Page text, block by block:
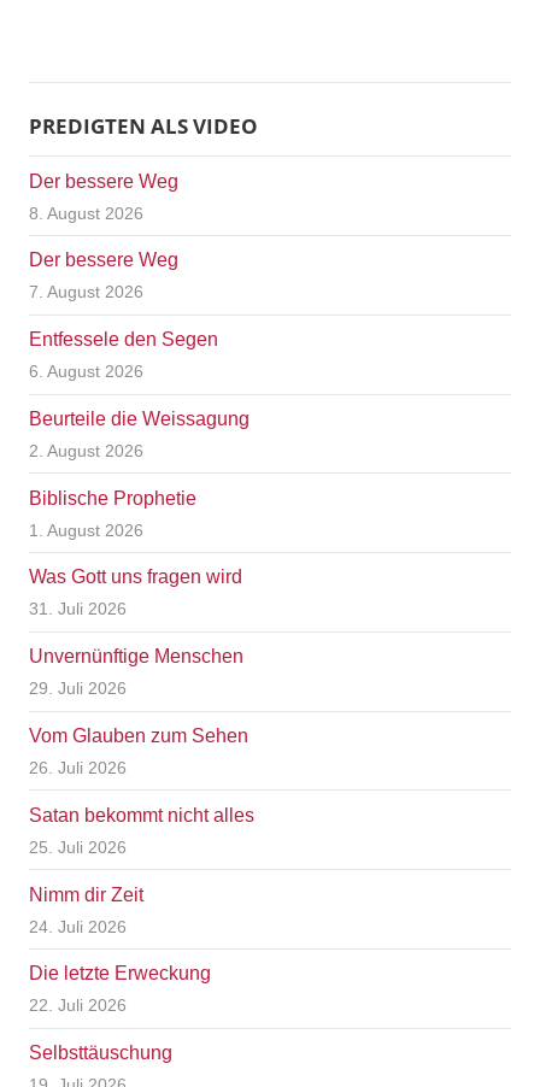
PREDIGTEN ALS VIDEO
Der bessere Weg
8. August 2026
Der bessere Weg
7. August 2026
Entfessele den Segen
6. August 2026
Beurteile die Weissagung
2. August 2026
Biblische Prophetie
1. August 2026
Was Gott uns fragen wird
31. Juli 2026
Unvernünftige Menschen
29. Juli 2026
Vom Glauben zum Sehen
26. Juli 2026
Satan bekommt nicht alles
25. Juli 2026
Nimm dir Zeit
24. Juli 2026
Die letzte Erweckung
22. Juli 2026
Selbsttäuschung